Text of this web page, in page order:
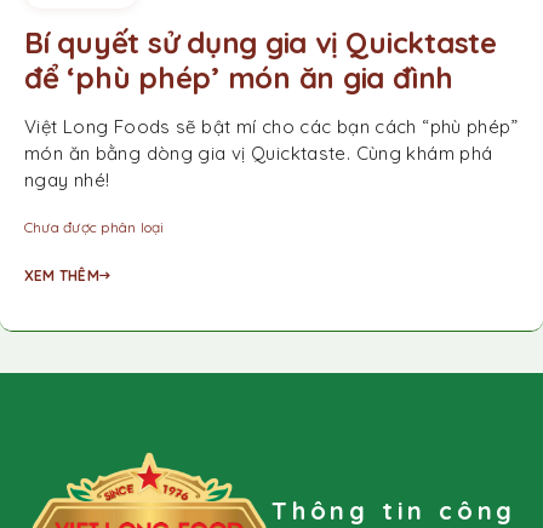
Bí quyết sử dụng gia vị Quicktaste
để ‘phù phép’ món ăn gia đình
Việt Long Foods sẽ bật mí cho các bạn cách “phù phép”
món ăn bằng dòng gia vị Quicktaste. Cùng khám phá
ngay nhé!
Chưa được phân loại
XEM THÊM
Thông tin công